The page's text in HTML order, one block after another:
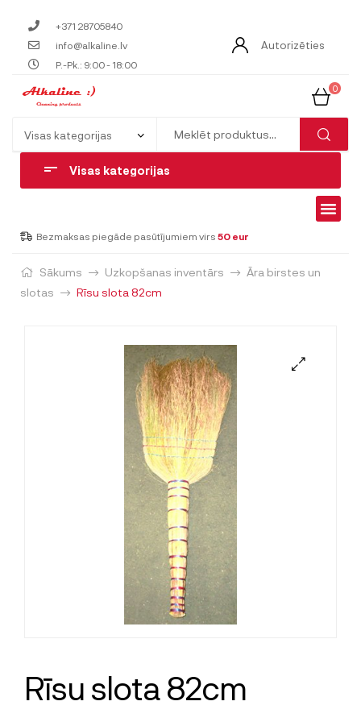
+371 28705840
info@alkaline.lv
P.-Pk.: 9:00 - 18:00
Autorizēties
0
Visas kategorijas
Bezmaksas piegāde pasūtījumiem virs 50 eur
Sākums Uzkopšanas inventārs
Āra birstes un
slotas
Rīsu slota 82cm
Rīsu slota 82cm